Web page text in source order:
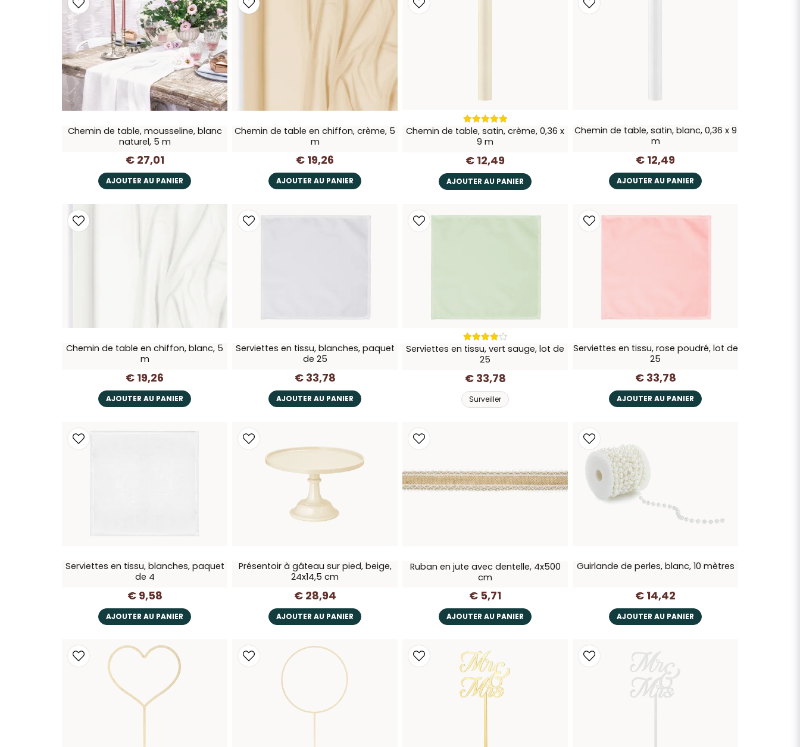
Chemin de table, mousseline, blanc
naturel, 5 m
€ 27,01
AJOUTER AU PANIER
Chemin de table en chiffon, crème, 5
m
€ 19,26
AJOUTER AU PANIER
Chemin de table, satin, crème, 0,36 x
9 m
€ 12,49
AJOUTER AU PANIER
Chemin de table, satin, blanc, 0,36 x 9
m
€ 12,49
AJOUTER AU PANIER
Chemin de table en chiffon, blanc, 5
m
€ 19,26
AJOUTER AU PANIER
Serviettes en tissu, blanches, paquet
de 25
€ 33,78
AJOUTER AU PANIER
Serviettes en tissu, vert sauge, lot de
25
€ 33,78
Surveiller
Serviettes en tissu, rose poudré, lot de
25
€ 33,78
AJOUTER AU PANIER
Serviettes en tissu, blanches, paquet
de 4
€ 9,58
AJOUTER AU PANIER
Présentoir à gâteau sur pied, beige,
24x14,5 cm
€ 28,94
AJOUTER AU PANIER
Ruban en jute avec dentelle, 4x500
cm
€ 5,71
AJOUTER AU PANIER
Guirlande de perles, blanc, 10 mètres
€ 14,42
AJOUTER AU PANIER